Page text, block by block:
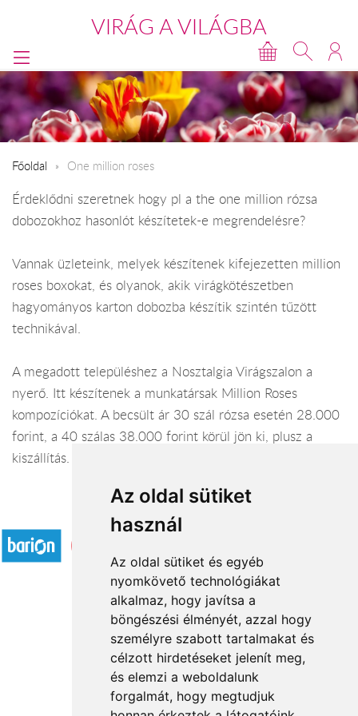
Az oldal sütiket
használ
Az oldal sütiket és egyéb
nyomkövető technológiákat
alkalmaz, hogy javítsa a
böngészési élményét, azzal hogy
személyre szabott tartalmakat és
célzott hirdetéseket jelenít meg,
és elemzi a weboldalunk
forgalmát, hogy megtudjuk
VIRÁG A VILÁGBA
Főoldal One million roses
Érdeklődni szeretnek hogy pl a the one million rózsa
dobozokhoz hasonlót készítetek-e megrendelésre?
Vannak üzleteink, melyek készítenek kifejezetten million
roses boxokat, és olyanok, akik virágkötészetben
hagyományos karton dobozba készítik szintén tűzött
technikával.
A megadott településhez a Nosztalgia Virágszalon a
nyerő. Itt készítenek a munkatársak Million Roses
kompozíciókat. A becsült ár 30 szál rózsa esetén 28.000
forint, a 40 szálas 38.000 forint körül jön ki, plusz a
kiszállítás.
Elfogadott fizetési módok
Rólunk
Általános információ
Kapcsolat
Partnereink